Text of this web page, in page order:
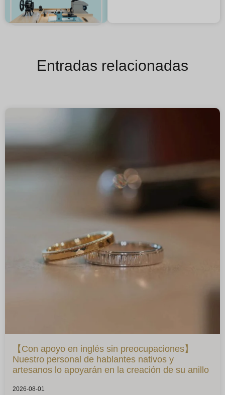
Entradas relacionadas
【Con apoyo en inglés sin preocupaciones】
Nuestro personal de hablantes nativos y
artesanos lo apoyarán en la creación de su anillo
2026-08-01